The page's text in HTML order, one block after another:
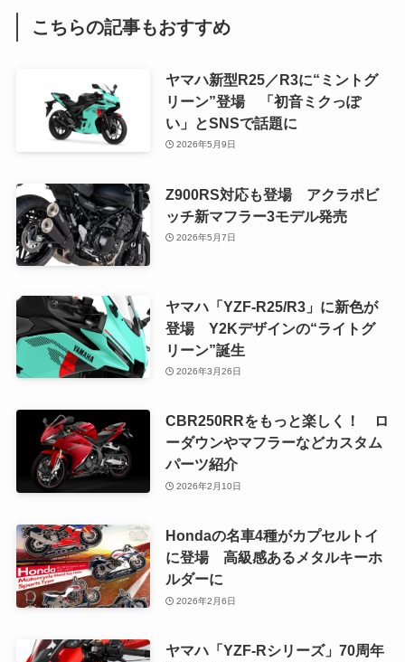
こちらの記事もおすすめ
ヤマハ新型R25／R3に“ミントグ
リーン”登場 「初音ミクっぽ
い」とSNSで話題に
2026年5月9日
Z900RS対応も登場 アクラポビ
ッチ新マフラー3モデル発売
2026年5月7日
ヤマハ「YZF-R25/R3」に新色が
登場 Y2Kデザインの“ライトグ
リーン”誕生
2026年3月26日
CBR250RRをもっと楽しく！ ロ
ーダウンやマフラーなどカスタム
パーツ紹介
2026年2月10日
Hondaの名車4種がカプセルトイ
に登場 高級感あるメタルキーホ
ルダーに
2026年2月6日
ヤマハ「YZF-Rシリーズ」70周年